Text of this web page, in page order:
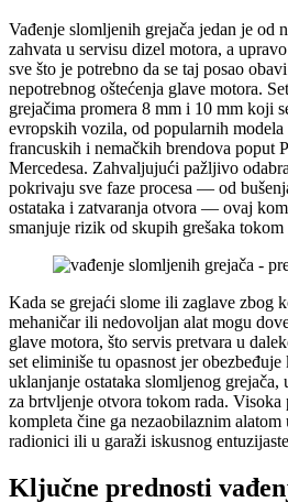
Vađenje slomljenih grejača jedan je od
zahvata u servisu dizel motora, a
sve što je potrebno da se taj posao
nepotrebnog oštećenja glave motora.
grejačima promera 8 mm i 10 mm koji
evropskih vozila, od popularnih
francuskih i nemačkih brendova poput
Mercedesa. Zahvaljujući pažljivo
pokrivaju sve faze procesa — od
ostataka i zatvaranja otvora — ovaj
smanjuje rizik od skupih grešaka
Kada se grejaći slome ili zaglave zbog
mehaničar ili nedovoljan alat mogu
glave motora, što servis pretvara u
set eliminiše tu opasnost jer
uklanjanje ostataka slomljenog grejača,
za brtvljenje otvora tokom rada. Visoka
kompleta čine ga nezaobilaznim
radionici ili u garaži iskusnog
Ključne prednosti